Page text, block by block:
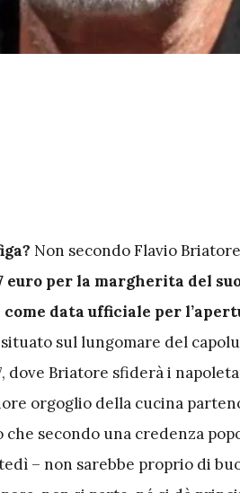
Non secondo Flavio
euro per la margherita del
come data ufficiale per
sul lungomare del
Briatore sfiderà i
orgoglio della cucina
che secondo una credenza
– non sarebbe proprio di